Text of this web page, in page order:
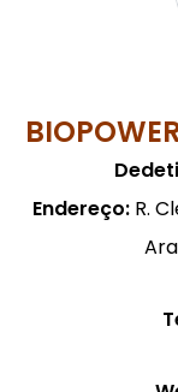
Endereço:R.